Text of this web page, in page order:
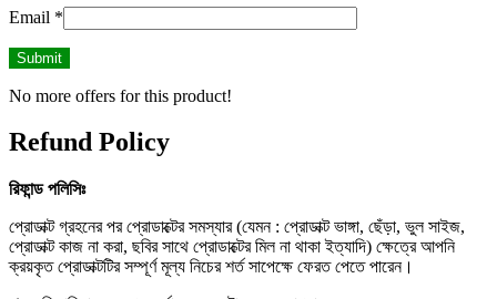
Email *
No more offers for this product!
Refund Policy
রিফান্ড পলিসিঃ
প্রোডাক্ট গ্রহনের পর প্রোডাক্টের সমস্যার (যেমন : প্রোডাক্ট ভাঙ্গা, ছেঁড়া, ভুল সাইজ,
প্রোডাক্ট কাজ না করা, ছবির সাথে প্রোডাক্টের মিল না থাকা ইত্যাদি) ক্ষেত্রে আপনি
ক্রয়কৃত প্রোডাক্টটির সম্পূর্ণ মূল্য নিচের শর্ত সাপেক্ষে ফেরত পেতে পারেন।